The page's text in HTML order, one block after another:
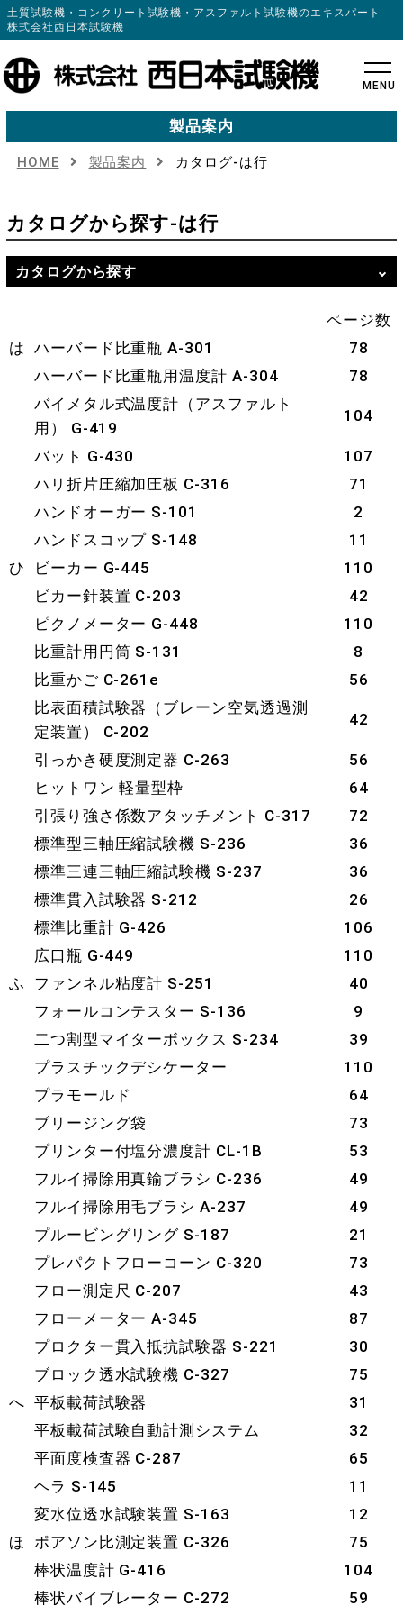
土質試験機・コンクリート試験機・アスファルト試験機のエキスパート
株式会社西日本試験機
MENU
製品案内
HOME 製品案内 カタログ-は行
カタログから探す-は行
カタログから探す
ページ数
は ハーバード比重瓶 A-301
78
ハーバード比重瓶用温度計 A-304
78
バイメタル式温度計（アスファルト
用） G-419
104
バット G-430
107
ハリ折片圧縮加圧板 C-316
71
ハンドオーガー S-101
2
ハンドスコップ S-148
11
ひ
ビーカー G-445
110
ビカー針装置 C-203
42
ピクノメーター G-448
110
比重計用円筒 S-131
8
比重かご C-261e
56
比表面積試験器（ブレーン空気透過測
定装置） C-202
42
引っかき硬度測定器 C-263
56
ヒットワン 軽量型枠
64
引張り強さ係数アタッチメント C-317
72
標準型三軸圧縮試験機 S-236
36
標準三連三軸圧縮試験機 S-237
36
標準貫入試験器 S-212
26
標準比重計 G-426
106
広口瓶 G-449
110
ふ
ファンネル粘度計 S-251
40
フォールコンテスター S-136
9
二つ割型マイターボックス S-234
39
プラスチックデシケーター
110
プラモールド
64
ブリージング袋
73
プリンター付塩分濃度計 CL-1B
53
フルイ掃除用真鍮ブラシ C-236
49
フルイ掃除用毛ブラシ A-237
49
プルービングリング S-187
21
プレパクトフローコーン C-320
73
フロー測定尺 C-207
43
フローメーター A-345
87
プロクター貫入抵抗試験器 S-221
30
ブロック透水試験機 C-327
75
へ 平板載荷試験器
31
平板載荷試験自動計測システム
32
平面度検査器 C-287
65
ヘラ S-145
11
変水位透水試験装置 S-163
12
ほ
ポアソン比測定装置 C-326
75
棒状温度計 G-416
104
棒状バイブレーター C-272
59